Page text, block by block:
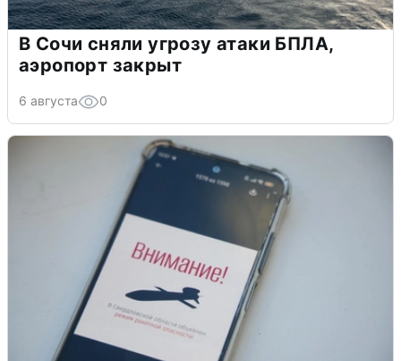
В Сочи сняли угрозу атаки БПЛА,
аэропорт закрыт
6 августа 0